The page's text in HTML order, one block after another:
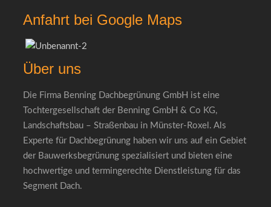
Anfahrt bei Google Maps
Über uns
Die Firma Benning Dachbegrünung GmbH ist eine
Tochtergesellschaft der Benning GmbH & Co KG,
Landschaftsbau – Straßenbau in Münster-Roxel. Als
Experte für Dachbegrünung haben wir uns auf ein Gebiet
der Bauwerksbegrünung spezialisiert und bieten eine
hochwertige und termingerechte Dienstleistung für das
Segment Dach.